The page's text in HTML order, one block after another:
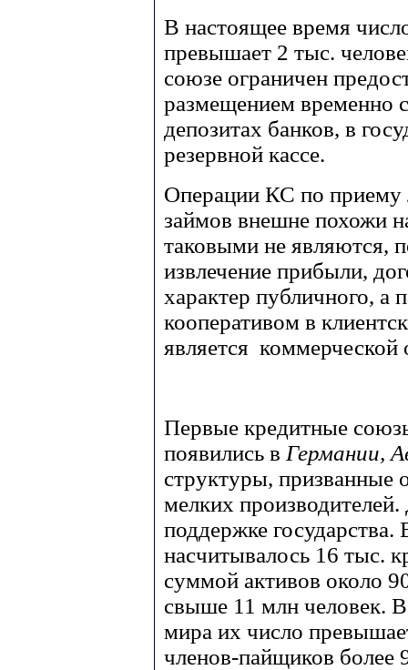
В настоящее время
превышает 2 тыс.
союзе ограничен
размещением временно
депозитах банков, в
резервной кассе.
Операции КС по приему
займов внешне похожи
таковыми не являются,
извлечение прибыли,
характер публичного, а
кооперативом в
является коммерческой
Первые кредитные
появились в Германии,
структуры, призванные
мелких
поддержке
насчитывалось 16 тыс.
суммой активов около
свыше 11 млн человек.
мира их число
членов-пайщиков более